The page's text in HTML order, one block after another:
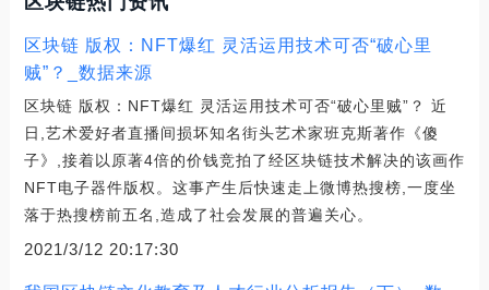
区块链 版权：NFT爆红 灵活运用技术可否“破心里
贼”？_数据来源
区块链 版权：NFT爆红 灵活运用技术可否“破心里贼”？ 近
日,艺术爱好者直播间损坏知名街头艺术家班克斯著作《傻
子》,接着以原著4倍的价钱竞拍了经区块链技术解决的该画作
NFT电子器件版权。这事产生后快速走上微博热搜榜,一度坐
落于热搜榜前五名,造成了社会发展的普遍关心。
2021/3/12 20:17:30